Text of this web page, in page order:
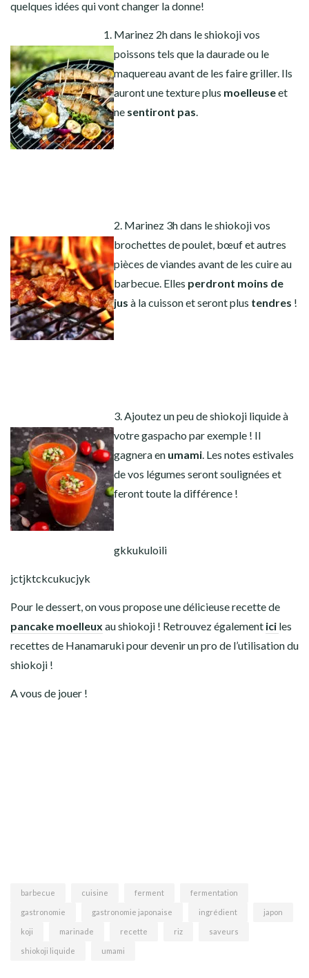
quelques idées qui vont changer la donne!
Marinez 2h dans le shiokoji vos
poissons tels que la daurade ou le
maquereau avant de les faire griller. Ils
auront une texture plus moelleuseet
ne sentiront pas
2. Marinez 3h dans le shiokoji vos
brochettes de poulet, bœuf et autres
pièces de viandes avant de les cuire au
barbecue. Elles perdront moins de
jus à la cuisson et seront plus tendres !
3. Ajoutez un peu de shiokoji liquide à
votre gaspacho par exemple ! Il
gagnera en umami . Les notes estivales
de vos légumes seront soulignées et
feront toute la différence !
gkkukuloili
jctjktckcukucjyk
Pour le dessert, on vous propose une délicieuse recette de
pancake moelleux au shiokoji ! Retrouvez également ici les
recettes de Hanamaruki pour devenir un pro de l’utilisation du
shiokoji !
A vous de jouer !
barbecue cuisine ferment fermentation
gastronomie gastronomie japonaise ingrédient japon
koji marinade recette riz saveurs
shiokoji liquide umami